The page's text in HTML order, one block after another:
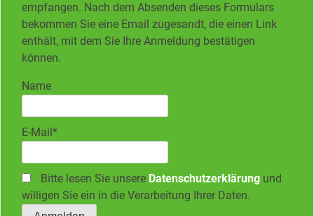
empfangen. Nach dem Absenden dieses Formulars
bekommen Sie eine Email zugesandt, die einen Link
enthält, mit dem Sie Ihre Anmeldung bestätigen
können.
Name
E-Mail*
Bitte lesen Sie unsere Datenschutzerklärung und
willigen Sie ein in die Verarbeitung Ihrer Daten.